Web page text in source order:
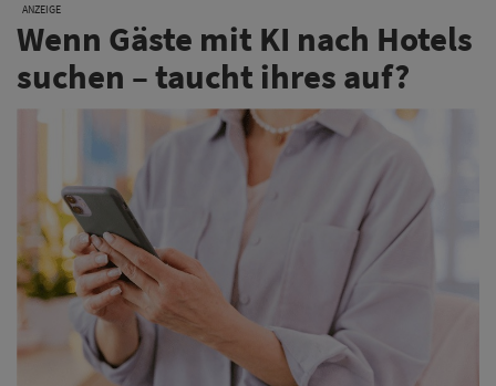
ANZEIGE
Wenn Gäste mit KI nach Hotels
suchen – taucht ihres auf?